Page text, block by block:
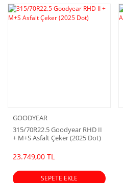
GOODYEAR
315/70R22.5 Goodyear RHD II
+ M+S Asfalt Çeker (2025 Dot)
23.749,00 TL
SEPETE EKLE